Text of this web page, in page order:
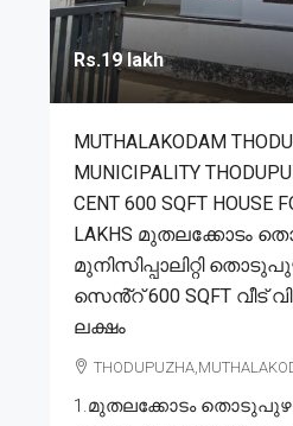
Rs.19 lakh
MUTHALAKODAM
MUNICIPALITY
CENT 600 SQFT HOUSE
LAKHS മുതലക്കോടം
മുനിസിപ്പാലിറ്റി
സെൻ്റ് 600 SQFT വീട്
ലക്ഷം
1.മുതലക്കോടം തൊടുപുഴ